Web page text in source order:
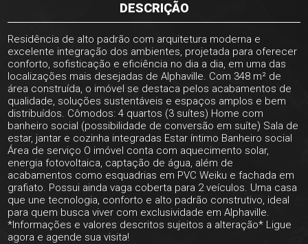
DESCRIÇÃO
Residência de alto padrão com arquitetura moderna e
excelente integração dos ambientes, projetada para oferecer
conforto, sofisticação e eficiência no dia a dia, em uma das
localizações mais desejadas de Alphaville. Com 348 m² de
área construída, o imóvel se destaca pelos acabamentos de
qualidade, soluções sustentáveis e espaços amplos e bem
distribuídos. Cômodos: 4 quartos (3 suítes) Home com
banheiro social (possibilidade de conversão em suíte) Sala de
estar, jantar e cozinha integradas Estar íntimo Banheiro social
Área de serviço O imóvel conta com aquecimento solar,
energia fotovoltaica, captação de água, além de
acabamentos como esquadrias em PVC Weiku e fachada em
grafiato. Possui ainda vaga coberta para 2 veículos. Uma casa
que une tecnologia, conforto e alto padrão construtivo, ideal
para quem busca viver com exclusividade em Alphaville.
*Informações e valores descritos sujeitos a alteração* Ligue
agora e agende sua visita!